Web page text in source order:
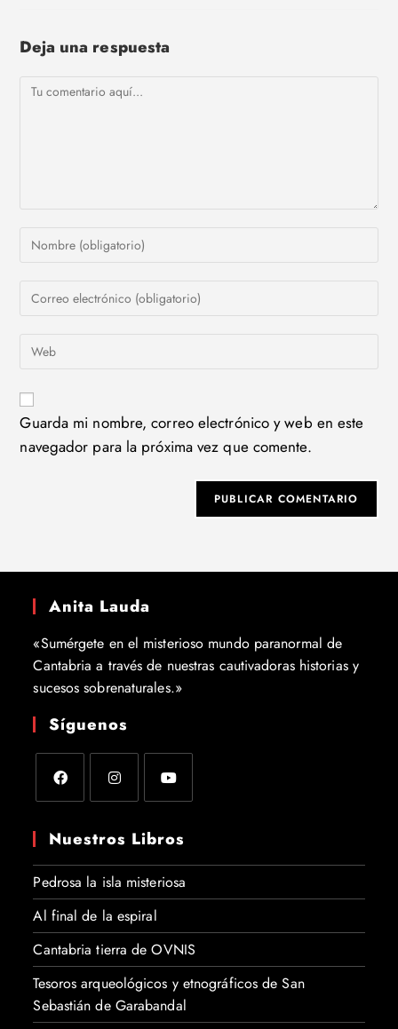
Deja una respuesta
Comentario
Introduce
usuario
comentar
Introduce
de
para
comentar
Introduce
de
tu
web
(opcional)
Guarda mi nombre, correo electrónico y web en este
navegador para la próxima vez que comente.
Anita Lauda
«Sumérgete en el misterioso mundo paranormal de
Cantabria a través de nuestras cautivadoras historias y
sucesos sobrenaturales.»
Síguenos
abre
en
una
nueva
pestaña
abre
en
una
nueva
pestaña
abre
en
una
nueva
pestaña
Nuestros Libros
Pedrosa la isla misteriosa
Al final de la espiral
Cantabria tierra de OVNIS
Tesoros arqueológicos y etnográficos de San
Sebastián de Garabandal